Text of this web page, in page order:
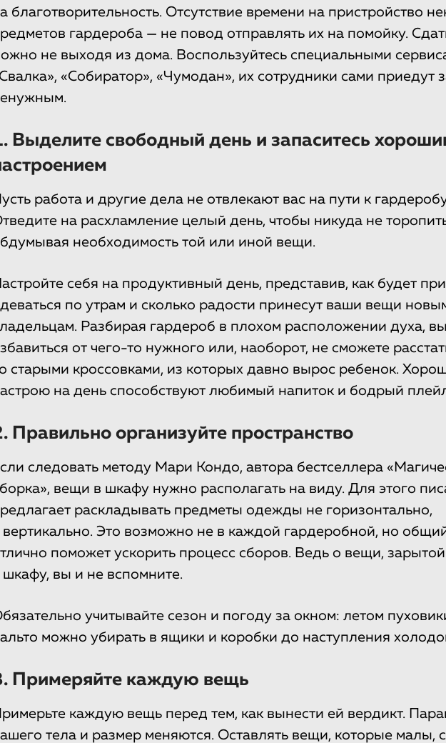
благотворительность. Отсутствие времени на пристройство
гардероба — не повод отправлять их на помойку.
не выходя из дома. Воспользуйтесь специальными
«Собиратор», «Чумодан», их сотрудники сами приедут
Выделите свободный день и запаситесь
работа и другие дела не отвлекают вас на пути к
на расхламление целый день, чтобы никуда не
необходимость той или иной вещи.
себя на продуктивный день, представив, как будет
по утрам и сколько радости принесут ваши вещи
Разбирая гардероб в плохом расположении духа,
от чего-то нужного или, наоборот, не сможете
старыми кроссовками, из которых давно вырос ребенок.
на день способствуют любимый напиток и бодрый
Правильно организуйте пространство
следовать методу Мари Кондо, автора бестселлера
вещи в шкафу нужно располагать на виду. Для этого
раскладывать предметы одежды не горизонтально,
вертикально. Это возможно не в каждой гардеробной, но
поможет ускорить процесс сборов. Ведь о вещи,
шкафу, вы и не вспомните.
учитывайте сезон и погоду за окном: летом
можно убирать в ящики и коробки до наступления
Примеряйте каждую вещь
каждую вещь перед тем, как вынести ей вердикт.
тела и размер меняются. Оставлять вещи, которые малы,